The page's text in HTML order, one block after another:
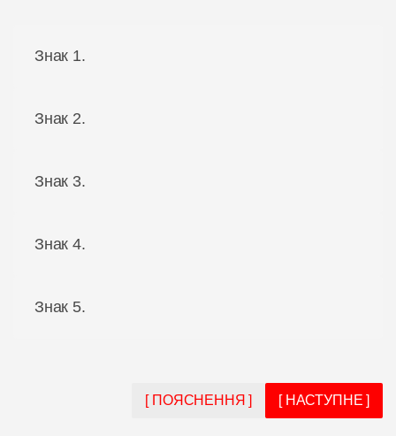
Знак 1.
Знак 2.
Знак 3.
Знак 4.
Знак 5.
[ ПОЯСНЕННЯ ] [ НАСТУПНЕ ]